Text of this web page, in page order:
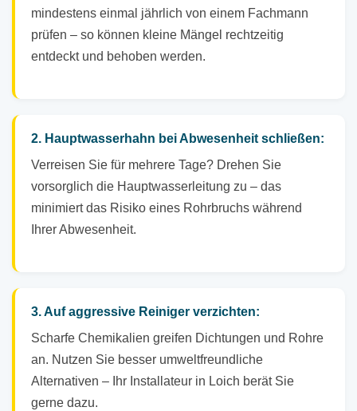
mindestens einmal jährlich von einem Fachmann
prüfen – so können kleine Mängel rechtzeitig
entdeckt und behoben werden.
2. Hauptwasserhahn bei Abwesenheit schließen:
Verreisen Sie für mehrere Tage? Drehen Sie
vorsorglich die Hauptwasserleitung zu – das
minimiert das Risiko eines Rohrbruchs während
Ihrer Abwesenheit.
3. Auf aggressive Reiniger verzichten:
Scharfe Chemikalien greifen Dichtungen und Rohre
an. Nutzen Sie besser umweltfreundliche
Alternativen – Ihr Installateur in Loich berät Sie
gerne dazu.